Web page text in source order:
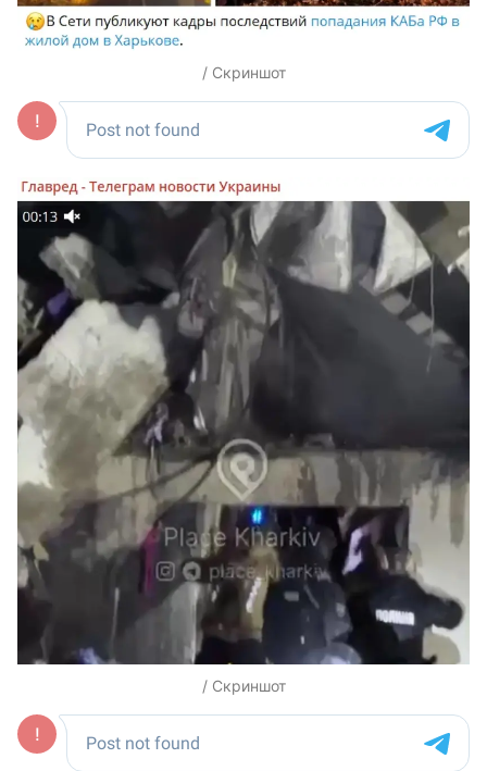
/ Скриншот
/ Скриншот